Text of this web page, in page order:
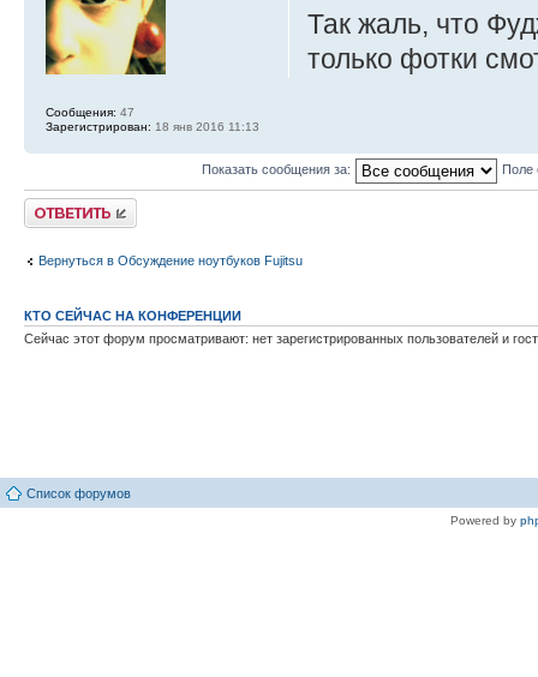
Так жаль, что
только фотки
Сообщения: 47
Зарегистрирован: 18 янв 2016 11:13
Показать сообщения за: Поле
Ответить
Вернуться в Обсуждение ноутбуков Fujitsu
КТО СЕЙЧАС НА КОНФЕРЕНЦИИ
Сейчас этот форум просматривают: нет зарегистрированных пользователей и
Список форумов
Powered by